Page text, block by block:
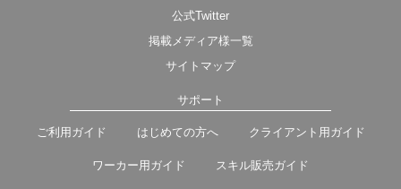
公式Twitter
掲載メディア様一覧
サイトマップ
サポート
ご利用ガイド はじめての方へ クライアント用ガイド
ワーカー用ガイド スキル販売ガイド